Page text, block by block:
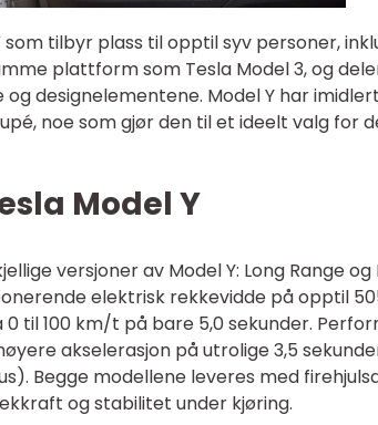
som tilbyr plass til opptil syv personer,
plattform som Tesla Model 3, og
designelementene. Model Y har
noe som gjør den til et ideelt valg for
Model Y
versjoner av Model Y: Long Range
elektrisk rekkevidde på opptil
til 100 km/t på bare 5,0 sekunder.
akselerasjon på utrolige 3,5
Begge modellene leveres med
og stabilitet under kjøring.